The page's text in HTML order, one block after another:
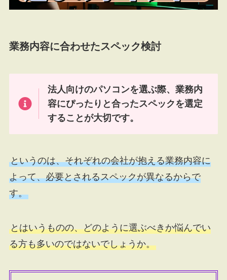
業務内容に合わせたスペック検討
法人向けのパソコンを選ぶ際、業務内
容にぴったりと合ったスペックを選定
することが大切です。
というのは、それぞれの会社が抱える業務内容に
よって、必要とされるスペックが異なるからで
す。
とはいうものの、どのように選ぶべきか悩んでい
る方も多いのではないでしょうか。